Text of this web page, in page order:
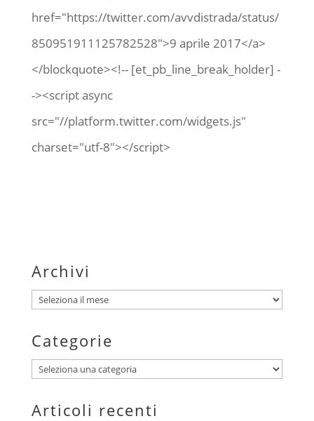
href="https://twitter.com/avvdistrada/status/
850951911125782528">9 aprile 2017</a>
</blockquote><!-- [et_pb_line_break_holder] -
-><script async
src="//platform.twitter.com/widgets.js"
charset="utf-8"></script>
Archivi
Archivi
Categorie
Categorie
Articoli recenti